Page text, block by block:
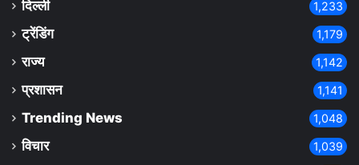
दिल्ली 1,233
ट्रेंडिंग 1,179
राज्य 1,142
प्रशासन 1,141
Trending News 1,048
विचार 1,039